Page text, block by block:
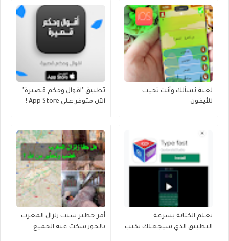
لعبة نسألك وأنت تجيب
للأيفون
تطبيق "اقوال وحكم قصيرة"
الآن متوفر على App Store !
تعلم الكتابة بسرعة :
التطبيق الذي سيجعلك تكتب
أمر خطير سبب زلزال المغرب
بالحوز سكت عنه الجميع